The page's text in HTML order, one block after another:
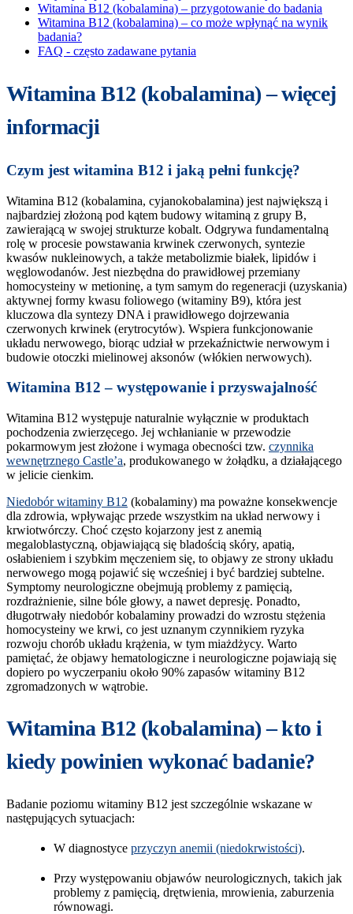
Witamina B12 (kobalamina) – przygotowanie do badania
Witamina B12 (kobalamina) – co może wpłynąć na wynik
badania?
FAQ - często zadawane pytania
Witamina B12 (kobalamina) – więcej
informacji
Czym jest witamina B12 i jaką pełni funkcję?
Witamina B12 (kobalamina, cyjanokobalamina) jest największą i
najbardziej złożoną pod kątem budowy witaminą z grupy B,
zawierającą w swojej strukturze kobalt. Odgrywa fundamentalną
rolę w procesie powstawania krwinek czerwonych, syntezie
kwasów nukleinowych, a także metabolizmie białek, lipidów i
węglowodanów. Jest niezbędna do prawidłowej przemiany
homocysteiny w metioninę, a tym samym do regeneracji (uzyskania)
aktywnej formy kwasu foliowego (witaminy B9​), która jest
kluczowa dla syntezy DNA i prawidłowego dojrzewania
czerwonych krwinek (erytrocytów). Wspiera funkcjonowanie
układu nerwowego, biorąc udział w przekaźnictwie nerwowym i
budowie otoczki mielinowej aksonów (włókien nerwowych).
Witamina B12 – występowanie i przyswajalność
Witamina B12 występuje naturalnie wyłącznie w produktach
pochodzenia zwierzęcego. Jej wchłanianie w przewodzie
pokarmowym jest złożone i wymaga obecności tzw. czynnika
wewnętrznego Castle’a, produkowanego w żołądku, a działającego
w jelicie cienkim.
Niedobór witaminy B12​ (kobalaminy) ma poważne konsekwencje
dla zdrowia, wpływając przede wszystkim na układ nerwowy i
krwiotwórczy. Choć często kojarzony jest z anemią
megaloblastyczną, objawiającą się bladością skóry, apatią,
osłabieniem i szybkim męczeniem się, to objawy ze strony układu
nerwowego mogą pojawić się wcześniej i być bardziej subtelne.
Symptomy neurologiczne obejmują problemy z pamięcią,
rozdrażnienie, silne bóle głowy, a nawet depresję. Ponadto,
długotrwały niedobór kobalaminy prowadzi do wzrostu stężenia
homocysteiny we krwi, co jest uznanym czynnikiem ryzyka
rozwoju chorób układu krążenia, w tym miażdżycy. Warto
pamiętać, że objawy hematologiczne i neurologiczne pojawiają się
dopiero po wyczerpaniu około 90% zapasów witaminy B12
zgromadzonych w wątrobie.
Witamina B12 (kobalamina) – kto i
kiedy powinien wykonać badanie?
Badanie poziomu witaminy B12 jest szczególnie wskazane w
następujących sytuacjach:
W diagnostyce przyczyn anemii (niedokrwistości).
Przy występowaniu objawów neurologicznych, takich jak
problemy z pamięcią, drętwienia, mrowienia, zaburzenia
równowagi.